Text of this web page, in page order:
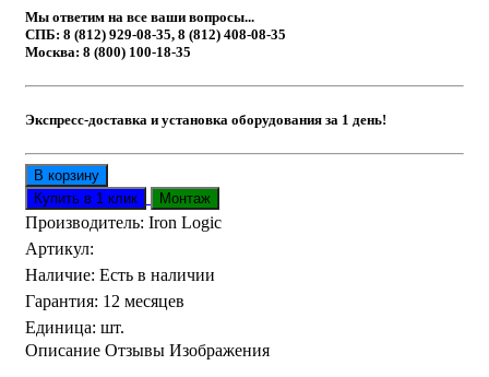
Мы ответим на все ваши вопросы...
СПБ: 8 (812) 929-08-35, 8 (812) 408-08-35
Москва: 8 (800) 100-18-35
Экспресс-доставка и установка оборудования за 1 день!
Производитель: Iron Logic
Артикул:
Наличие: Есть в наличии
Гарантия: 12 месяцев
Единица: шт.
Описание Отзывы Изображения